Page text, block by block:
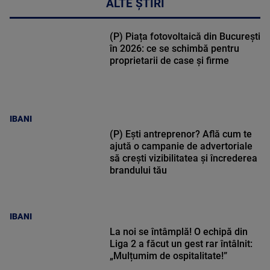
ALTE ȘTIRI
IBANI
(P) Piața fotovoltaică din București
în 2026: ce se schimbă pentru
proprietarii de case și firme
IBANI
(P) Ești antreprenor? Află cum te
ajută o campanie de advertoriale
să crești vizibilitatea și încrederea
brandului tău
La noi se întâmplă! O echipă din
Liga 2 a făcut un gest rar întâlnit:
„Mulțumim de ospitalitate!”